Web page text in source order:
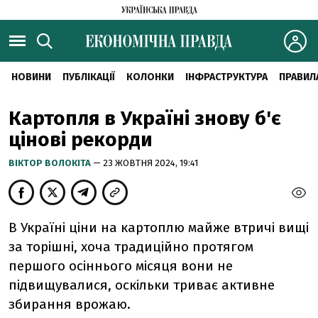
НОВИНИ ПУБЛІКАЦІЇ КОЛОНКИ ІНФРАСТРУКТУРА
Картопля в Україні знову б'є
цінові рекорди
ВІКТОР ВОЛОКІТА — 23 ЖОВТНЯ 2024, 19:41
В Україні ціни на картоплю майже втричі вищі
за торішні, хоча традиційно протягом
першого осіннього місяця вони не
підвищувалися, оскільки триває активне
збирання врожаю.